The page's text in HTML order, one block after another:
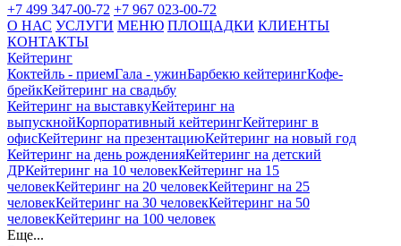
+7 499 347-00-72 +7 967 023-00-72
О НАС УСЛУГИ МЕНЮ ПЛОЩАДКИ КЛИЕНТЫ
КОНТАКТЫ
Кейтеринг
Коктейль - приемГала - ужинБарбекю кейтерингКофе-
брейкКейтеринг на свадьбу
Кейтеринг на выставкуКейтеринг на
выпускнойКорпоративный кейтерингКейтеринг в
офисКейтеринг на презентациюКейтеринг на новый год
Кейтеринг на день рожденияКейтеринг на детский
ДРКейтеринг на 10 человекКейтеринг на 15
человекКейтеринг на 20 человекКейтеринг на 25
человекКейтеринг на 30 человекКейтеринг на 50
человекКейтеринг на 100 человек
Еще...